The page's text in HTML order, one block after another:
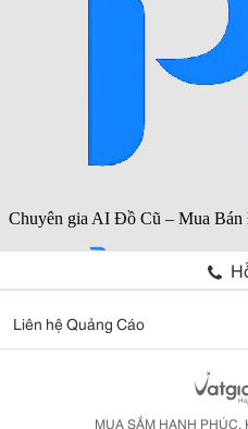
Liên hệ Quảng Cáo
MUA SẮM HẠNH PHÚC,